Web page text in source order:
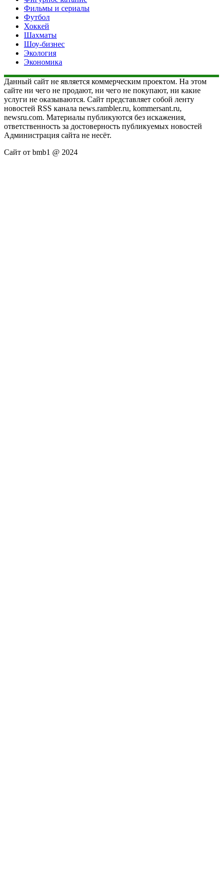
Фильмы и сериалы
Футбол
Хоккей
Шахматы
Шоу-бизнес
Экология
Экономика
Данный сайт не является коммерческим проектом. На этом
сайте ни чего не продают, ни чего не покупают, ни какие
услуги не оказываются. Сайт представляет собой ленту
новостей RSS канала news.rambler.ru, kommersant.ru,
newsru.com. Материалы публикуются без искажения,
ответственность за достоверность публикуемых новостей
Администрация сайта не несёт.
Сайт от bmb1 @ 2024